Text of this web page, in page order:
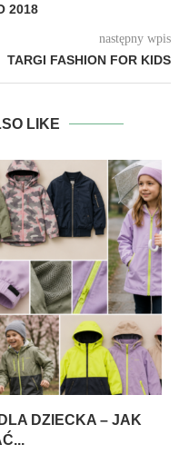
2018
następny wpis
TARGI FASHION FOR KIDS
LIKE
DZIECKA – JAK